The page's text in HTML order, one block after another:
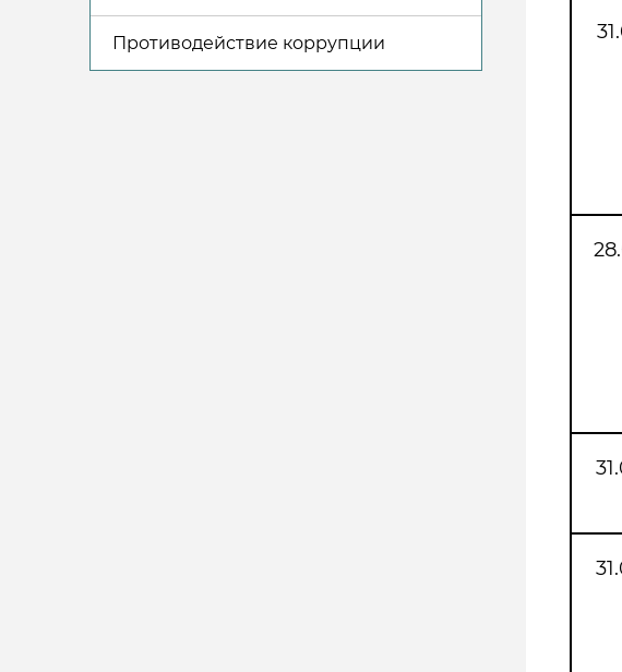
Противодействие коррупции